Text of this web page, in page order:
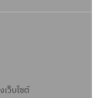
ว็บไซต์